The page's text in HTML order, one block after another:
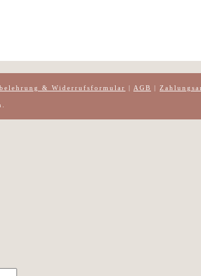
& Widerrufsformular | AGB |